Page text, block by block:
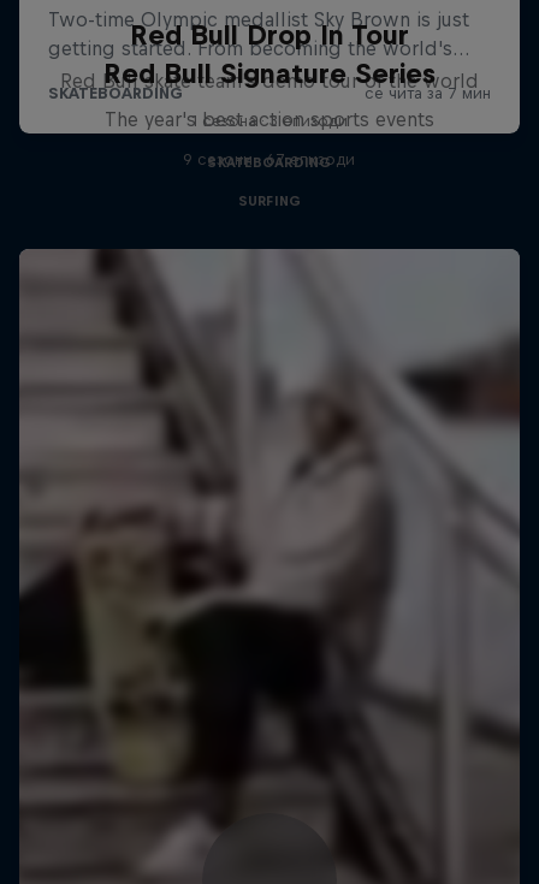
Red Bull Drop In Tour
Red Bull skate team's demo tour of the world
1 сезона · 3 епизоди
SKATEBOARDING
Red Bull Signature Series
The year's best action sports events
9 сезони · 67 епизоди
SURFING